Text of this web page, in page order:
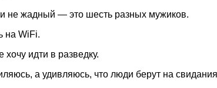
не жадный — это шесть разных мужиков.
на WiFi.
идти в разведку.
а удивляюсь, что люди берут на